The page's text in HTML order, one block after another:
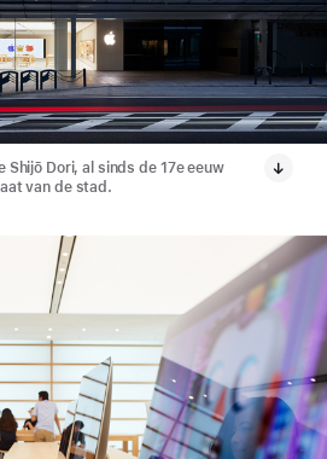
Shijō Dori, al sinds de 17e eeuw
van de stad.